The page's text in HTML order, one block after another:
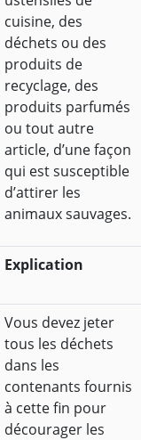
cuisine, des
déchets ou des
produits de
recyclage, des
produits parfumés
ou tout autre
article, d’une façon
qui est susceptible
d’attirer les
animaux sauvages.
Explication
Vous devez jeter
tous les déchets
dans les
contenants fournis
à cette fin pour
décourager les